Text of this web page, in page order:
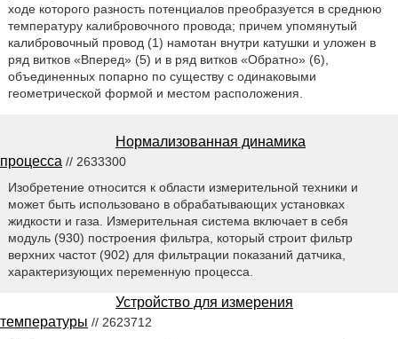
ходе которого разность потенциалов преобразуется в среднюю
температуру калибровочного провода; причем упомянутый
калибровочный провод (1) намотан внутри катушки и уложен в
ряд витков «Вперед» (5) и в ряд витков «Обратно» (6),
объединенных попарно по существу с одинаковыми
геометрической формой и местом расположения.
Нормализованная динамика
процесса // 2633300
Изобретение относится к области измерительной техники и
может быть использовано в обрабатывающих установках
жидкости и газа. Измерительная система включает в себя
модуль (930) построения фильтра, который строит фильтр
верхних частот (902) для фильтрации показаний датчика,
характеризующих переменную процесса.
Устройство для измерения
температуры // 2623712